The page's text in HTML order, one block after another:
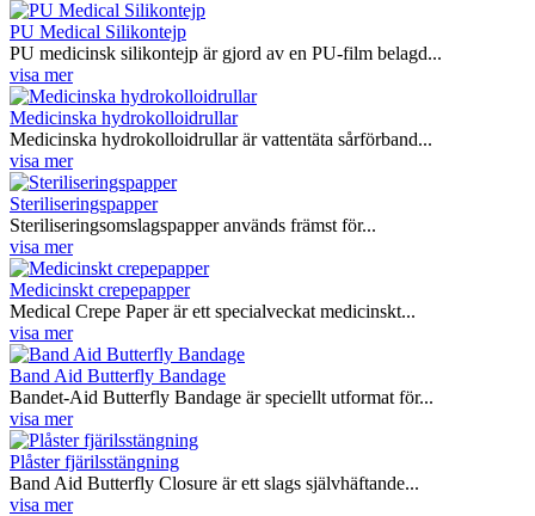
PU Medical Silikontejp
PU medicinsk silikontejp är gjord av en PU-film belagd...
visa mer
Medicinska hydrokolloidrullar
Medicinska hydrokolloidrullar är vattentäta sårförband...
visa mer
Steriliseringspapper
Steriliseringsomslagspapper används främst för...
visa mer
Medicinskt crepepapper
Medical Crepe Paper är ett specialveckat medicinskt...
visa mer
Band Aid Butterfly Bandage
Bandet-Aid Butterfly Bandage är speciellt utformat för...
visa mer
Plåster fjärilsstängning
Band Aid Butterfly Closure är ett slags självhäftande...
visa mer